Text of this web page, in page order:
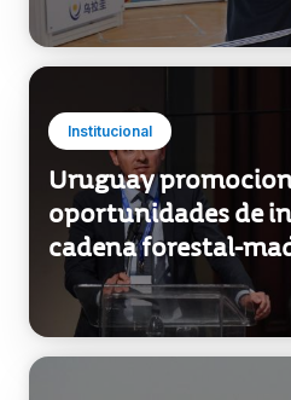
Uruguay
oportunidades de
Exportaciones
Las agroindustrias